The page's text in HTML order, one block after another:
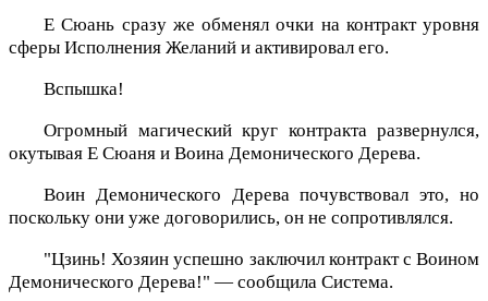
Е Сюань сразу же обменял очки на контракт уровня
сферы Исполнения Желаний и активировал его.
Вспышка!
Огромный магический круг контракта развернулся,
окутывая Е Сюаня и Воина Демонического Дерева.
Воин Демонического Дерева почувствовал это, но
поскольку они уже договорились, он не сопротивлялся.
"Цзинь! Хозяин успешно заключил контракт с Воином
Демонического Дерева!" — сообщила Система.